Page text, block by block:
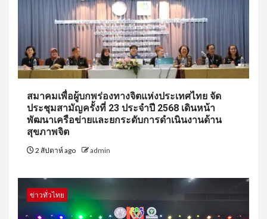
สมาคมเพื่อผู้บกพร่องทางจิตแห่งประเทศไทย จัด
ประชุมสามัญครั้งที่ 23 ประจำปี 2568 เดินหน้า
พัฒนาเครือข่ายและยกระดับการดำเนินงานด้าน
สุขภาพจิต
2 สัปดาห์ ago admin
ข่าวทั่วไทย